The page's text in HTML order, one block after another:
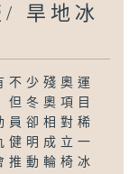
/ 旱地冰
不少殘奧運
但冬奧項目
員卻相對稀
健明成立一
推動輪椅冰